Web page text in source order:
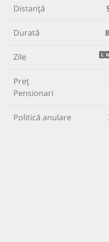
Distanță
Durată 8
Zile L
Preț
Pensionari
Politică anulare